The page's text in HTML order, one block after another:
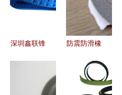
深圳鑫联锋
的专业力量
防震防滑橡
维应用与得
力电子辅料